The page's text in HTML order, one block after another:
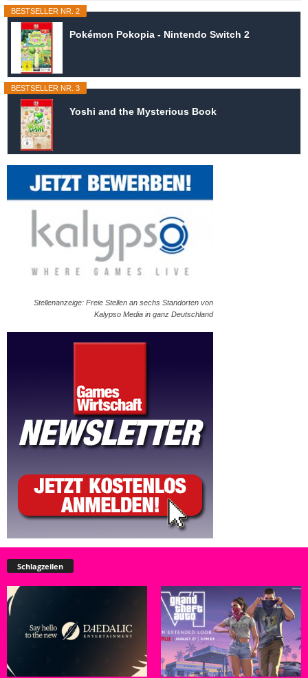
BESTSELLER NR. 2
Pokémon Pokopia - Nintendo Switch 2
BESTSELLER NR. 3
Yoshi and the Mysterious Book
Stellenanzeige: Freie Stellen an sechs Standorten von
Kalypso Media in ganz Deutschland
Schlagzeilen